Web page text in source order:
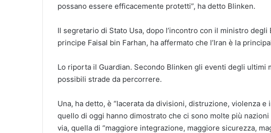
possano essere efficacemente protetti”, ha detto Blinken.
Il segretario di Stato Usa, dopo l’incontro con il ministro degli
principe Faisal bin Farhan, ha affermato che l’Iran è la
Lo riporta il Guardian. Secondo Blinken gli eventi degli ultimi
possibili strade da percorrere.
Una, ha detto, è “lacerata da divisioni, distruzione, violenza
quello di oggi hanno dimostrato che ci sono molte più
via, quella di “maggiore integrazione, maggiore sicurezza,